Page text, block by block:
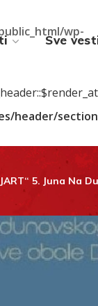
wp-
Sve
header/
5. Juna Na